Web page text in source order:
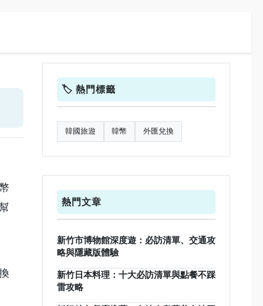
🏷️ 熱門標籤
韓國旅遊 韓幣 外匯兌換
熱門文章
新竹市博物館深度遊：必訪清單、交通攻
略與隱藏版體驗
新竹日本料理：十大必訪清單與點餐不踩
雷攻略